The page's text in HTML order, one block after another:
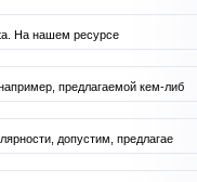
На нашем ресурсе
предлагаемой кем-либ
допустим, предлагае